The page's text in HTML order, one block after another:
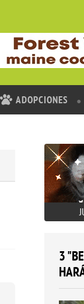
ADOPCIONES
3